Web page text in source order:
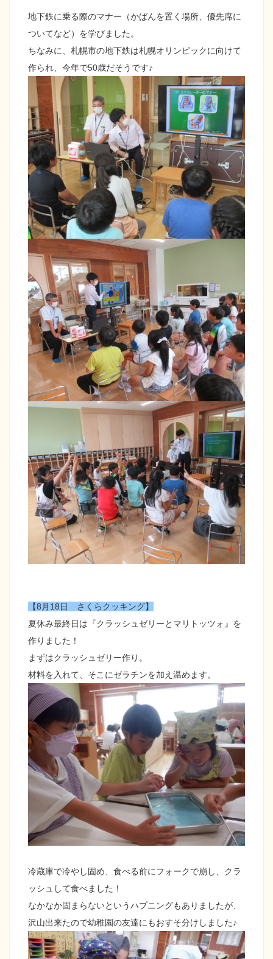
地下鉄に乗る際のマナー（かばんを置く場所、優先席に
ついてなど）を学びました。
ちなみに、札幌市の地下鉄は札幌オリンピックに向けて
作られ、今年で50歳だそうです♪
【8月18日 さくらクッキング】
夏休み最終日は『クラッシュゼリーとマリトッツォ』を
作りました！
まずはクラッシュゼリー作り。
材料を入れて、そこにゼラチンを加え温めます。
冷蔵庫で冷やし固め、食べる前にフォークで崩し、クラ
ッシュして食べました！
なかなか固まらないというハプニングもありましたが、
沢山出来たので幼稚園の友達にもおすそ分けしました♪